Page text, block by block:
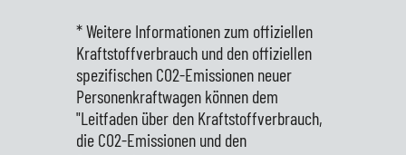
* Weitere Informationen zum offiziellen
Kraftstoffverbrauch und den offiziellen
spezifischen CO2-Emissionen neuer
Personenkraftwagen können dem
"Leitfaden über den Kraftstoffverbrauch,
die CO2-Emissionen und den